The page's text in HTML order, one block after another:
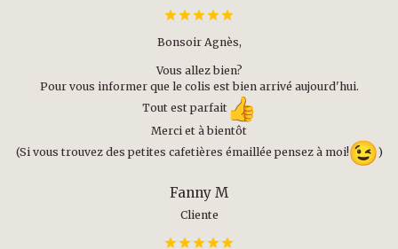
Bonsoir Agnès,
Vous allez bien?
Pour vous informer que le colis est bien arrivé aujourd'hui.
Tout est parfait
Merci et à bientôt
(Si vous trouvez des petites cafetières émaillée pensez à moi!
)
Fanny M
Cliente